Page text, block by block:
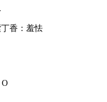
丁香：羞怯